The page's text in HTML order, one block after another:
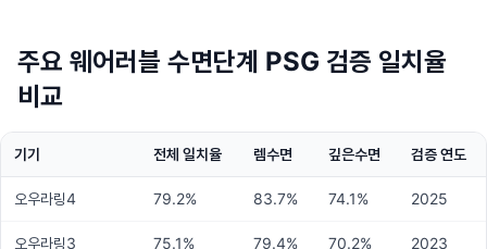
주요 웨어러블 수면단계 PSG 검증 일치율
비교
기기 전체 일치율 렘수면 깊은수면 검증 연도
오우라링4 79.2% 83.7% 74.1% 2025
오우라링3 75.1% 79.4% 70.2% 2023